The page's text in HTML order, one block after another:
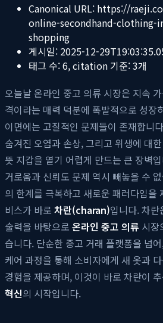
Canonical URL: https://
online-secondhand-
shopping
게시일: 2025-12-
태그 수:6, citation 기준:3개
오늘날 온라인 중고 의류 시장은 지속
격이라는 매력 덕분에 폭발적으로 성장
이면에는 고질적인 문제들이 존재합니
숨겨진 오염과 손상, 그리고 위생에 대
뜻 지갑을 열기 어렵게 만드는 큰 장벽
거로움과 신뢰도 문제 역시 빼놓을 수
의 한계를 극복하고 새로운 패러다임을
비스가 바로 차란(charan)입니다. 차란
술력을 바탕으로 온라인 중고 의류 시장
습니다. 단순한 중고 거래 플랫폼을 넘
케어 과정을 통해 소비자에게 새 옷과
경험을 제공하며, 이것이 바로 차란이
혁신의 시작입니다.